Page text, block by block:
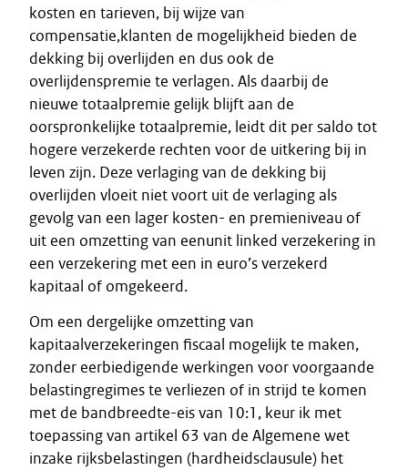
kosten en tarieven, bij wijze van
compensatie,klanten de mogelijkheid bieden de
dekking bij overlijden en dus ook de
overlijdenspremie te verlagen. Als daarbij de
nieuwe totaalpremie gelijk blijft aan de
oorspronkelijke totaalpremie, leidt dit per saldo tot
hogere verzekerde rechten voor de uitkering bij in
leven zijn. Deze verlaging van de dekking bij
overlijden vloeit niet voort uit de verlaging als
gevolg van een lager kosten- en premieniveau of
uit een omzetting van eenunit linked verzekering in
een verzekering met een in euro’s verzekerd
kapitaal of omgekeerd.
Om een dergelijke omzetting van
kapitaalverzekeringen fiscaal mogelijk te maken,
zonder eerbiedigende werkingen voor voorgaande
belastingregimes te verliezen of in strijd te komen
met de bandbreedte-eis van 10:1, keur ik met
toepassing van artikel 63 van de Algemene wet
inzake rijksbelastingen (hardheidsclausule) het